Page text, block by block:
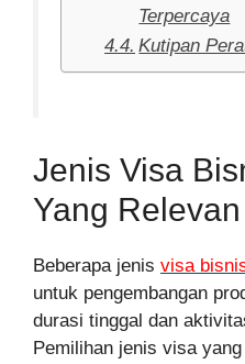
Terpercaya
Kutipan
Jenis Visa
Yang Relevan
Beberapa jenis visa
untuk pengembangan
durasi tinggal dan
Pemilihan jenis visa